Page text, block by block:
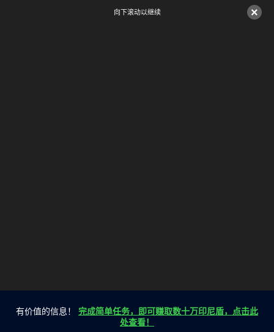
×
向下滚动以继续
有价值的信息！ 完成简单任务，即可赚取数十万印尼盾，点击此
处查看！